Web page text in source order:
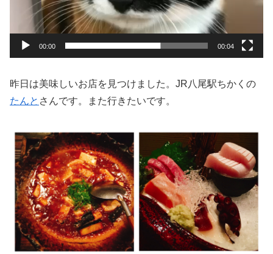
00:00 00:04
昨日は美味しいお店を見つけました。JR八尾駅ちかくの
たんと さんです。また行きたいです。